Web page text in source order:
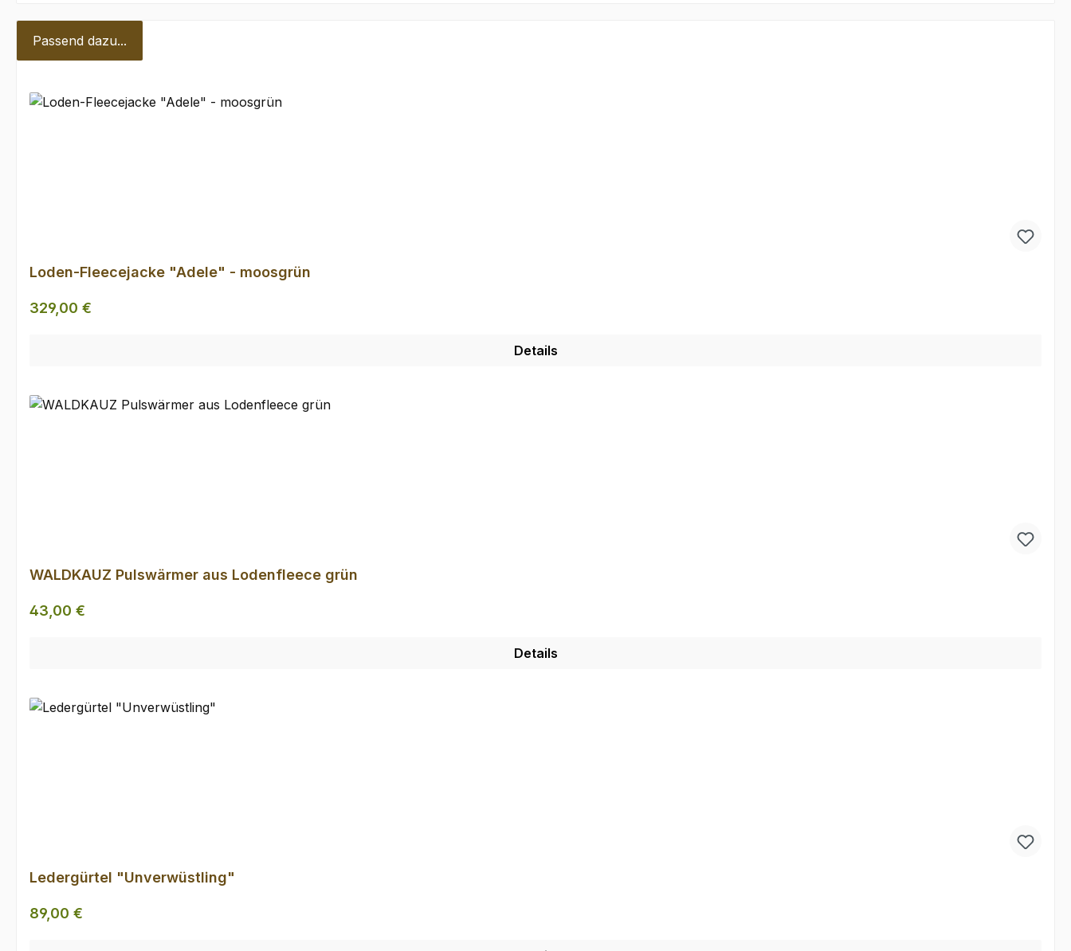
Passend dazu...
Loden-Fleecejacke "Adele" - moosgrün
Regulärer Preis:
329,00 €
Details
WALDKAUZ Pulswärmer aus Lodenfleece grün
Regulärer Preis:
43,00 €
Details
Ledergürtel "Unverwüstling"
Regulärer Preis:
89,00 €